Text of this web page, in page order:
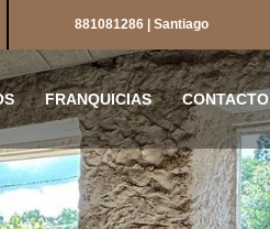
881081286 | Santiago
FRANQUICIAS CONTACTO